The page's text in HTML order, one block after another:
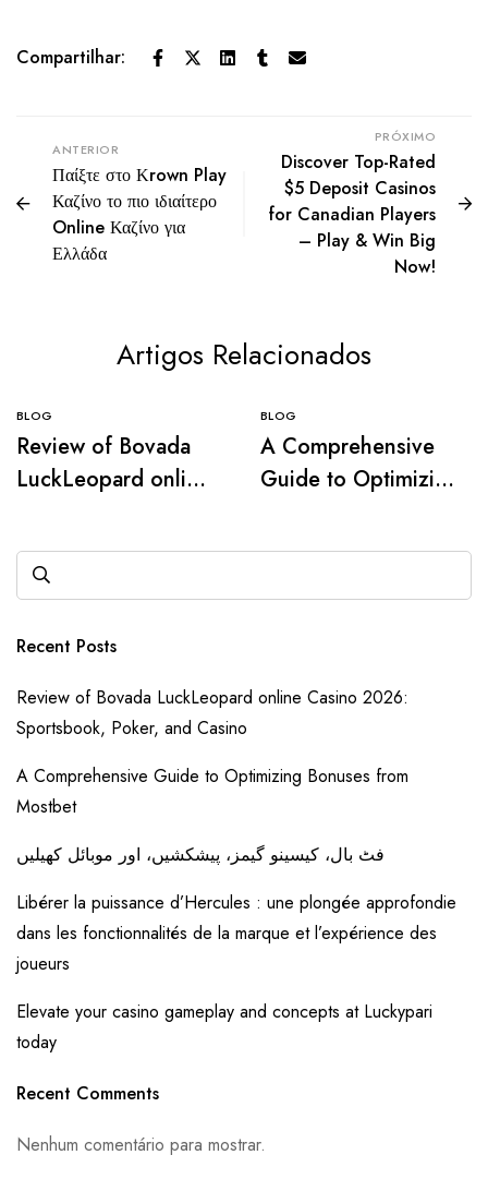
Compartilhar:
ANTERIOR
Παίξτε στο Κrown Play
Καζίνο το πιο ιδιαίτερο
Online Καζίνο για
Ελλάδα
PRÓXIMO
Discover Top-Rated
$5 Deposit Casinos
for Canadian Players
– Play & Win Big
Now!
Artigos Relacionados
BLOG
Review of Bovada
LuckLeopard online
Sportsbook, Poker,
and Casino
BLOG
A Comprehensive
Guide to Optimizing
Mostbet
Recent Posts
Review of Bovada LuckLeopard online Casino 2026:
Sportsbook, Poker, and Casino
A Comprehensive Guide to Optimizing Bonuses from
Mostbet
فٹ بال، کیسینو گیمز، پیشکشیں، اور موبائل کھیلیں
Libérer la puissance d’Hercules : une plongée approfondie
dans les fonctionnalités de la marque et l’expérience des
joueurs
Elevate your casino gameplay and concepts at Luckypari
today
Recent Comments
Nenhum comentário para mostrar.